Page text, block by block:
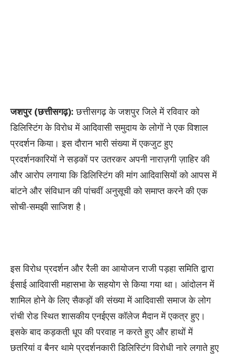
जशपुर (छत्तीसगढ़): छत्तीसगढ़ के जशपुर जिले में रविवार को
डिलिस्टिंग के विरोध में आदिवासी समुदाय के लोगों ने एक विशाल
प्रदर्शन किया। इस दौरान भारी संख्या में एकजुट हुए
प्रदर्शनकारियों ने सड़कों पर उतरकर अपनी नाराज़गी ज़ाहिर की
और आरोप लगाया कि डिलिस्टिंग की मांग आदिवासियों को आपस में
बांटने और संविधान की पांचवीं अनुसूची को समाप्त करने की एक
सोची-समझी साजिश है।
इस विरोध प्रदर्शन और रैली का आयोजन राजी पड़हा समिति द्वारा
ईसाई आदिवासी महासभा के सहयोग से किया गया था। आंदोलन में
शामिल होने के लिए सैकड़ों की संख्या में आदिवासी समाज के लोग
रांची रोड स्थित शासकीय एनईएस कॉलेज मैदान में एकत्र हुए।
इसके बाद कड़कती धूप की परवाह न करते हुए और हाथों में
छतरियां व बैनर थामे प्रदर्शनकारी डिलिस्टिंग विरोधी नारे लगाते हुए